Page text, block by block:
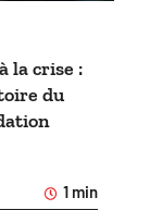
la crise :
du
1 min